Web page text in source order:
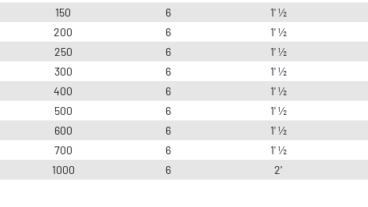
150 6 1' ½
200 6 1' ½
250 6 1' ½
300 6 1' ½
400 6 1' ½
500 6 1' ½
600 6 1' ½
700 6 1' ½
1000 6 2’